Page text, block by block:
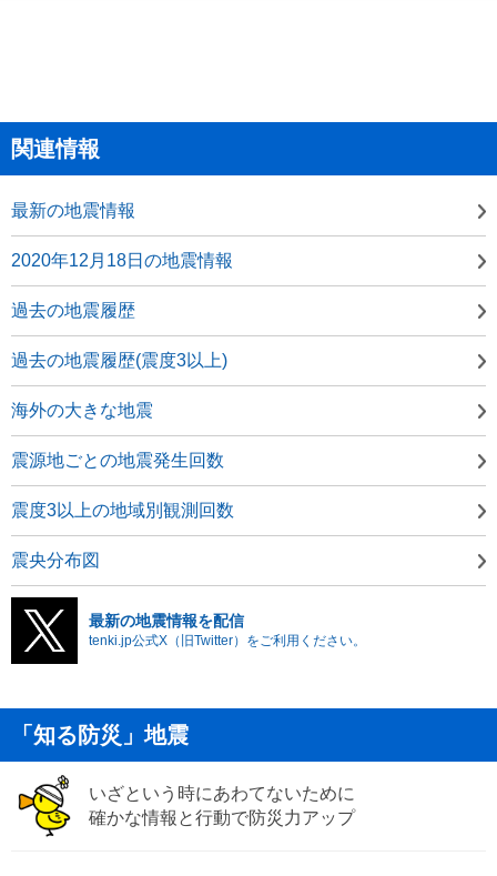
関連情報
最新の地震情報
2020年12月18日の地震情報
過去の地震履歴
過去の地震履歴(震度3以上)
海外の大きな地震
震源地ごとの地震発生回数
震度3以上の地域別観測回数
震央分布図
最新の地震情報を配信
tenki.jp公式X（旧Twitter）をご利用ください。
「知る防災」地震
いざという時にあわてないために
確かな情報と行動で防災力アップ